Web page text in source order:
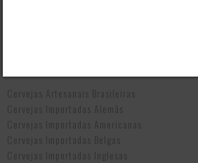
CERVEJAS POR PAÍS
Cervejas Artesanais Brasileiras
Cervejas Importadas Alemãs
Cervejas Importadas Americanas
Cervejas Importadas Belgas
Cervejas Importadas Inglesas